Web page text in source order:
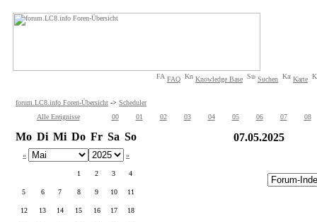
FAQ Knowledge Base Suchen Karte
forum.LC8.info Foren-Übersicht -> Scheduler
Alle Ereignisse
00 01 02 03 04 05 06 07 08
Mo Di Mi Do Fr Sa So
« »
1 2 3 4
5 6 7 8 9 10 11
12 13 14 15 16 17 18
07.05.2025